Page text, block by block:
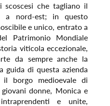
scoscesi che tagliano il
a nord-est; in questo
e unico, entrato a
Patrimonio Mondiale
viticola eccezionale,
da sempre anche la
guida di questa azienda
il borgo medioevale di
donne, Monica e
e unite,